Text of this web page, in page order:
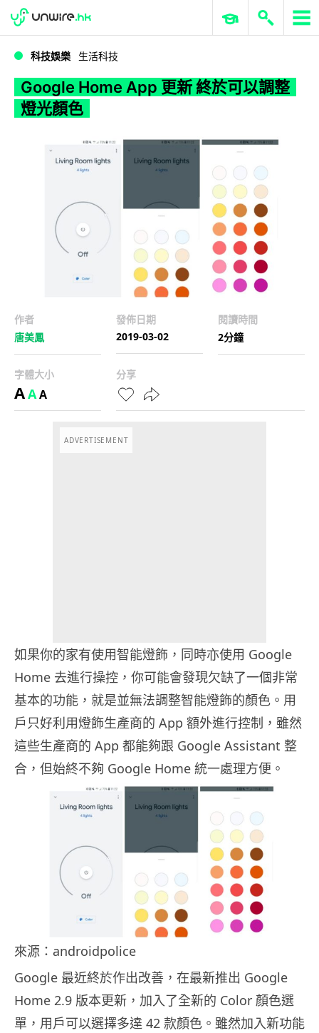
WWDC 2026 ERP 與商業 AI
科技娛樂 生活科技
Google Home App 更新 終於可以調整
燈光顏色
作者
唐美鳳
發佈日期
2019-03-02
閱讀時間
2分鐘
字體大小
AAA
分享
ADVERTISEMENT
如果你的家有使用智能燈飾，同時亦使用 Google
Home 去進行操控，你可能會發現欠缺了一個非常
基本的功能，就是並無法調整智能燈飾的顏色。用
戶只好利用燈飾生產商的 App 額外進行控制，雖然
這些生產商的 App 都能夠跟 Google Assistant 整
合，但始終不夠 Google Home 統一處理方便。
來源：androidpolice
Google 最近終於作出改善，在最新推出 Google
Home 2.9 版本更新，加入了全新的 Color 顏色選
單，用戶可以選擇多達 42 款顏色。雖然加入新功能